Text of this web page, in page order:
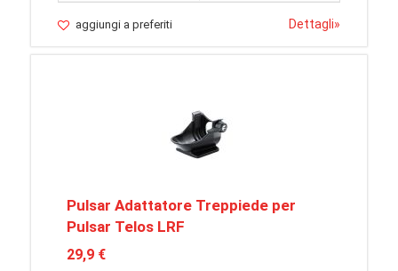
aggiungi a preferiti Dettagli»
Pulsar Adattatore Treppiede per
Pulsar Telos LRF
29,9 €